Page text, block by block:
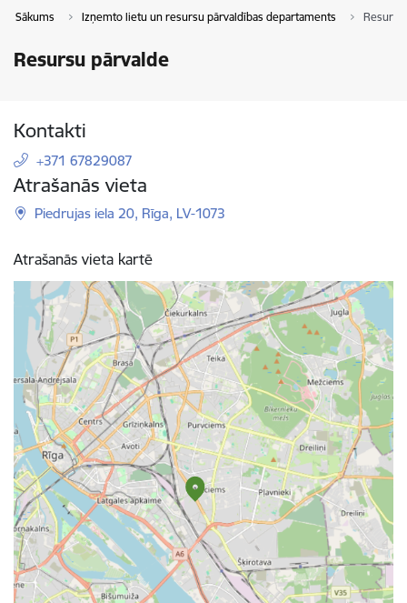
Sākums Izņemto lietu un resursu pārvaldības departaments
Resursu pārvalde
Kontakti
+371 67829087
Atrašanās vieta
Piedrujas iela 20, Rīga, LV-1073
Atrašanās vieta kartē